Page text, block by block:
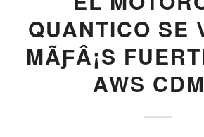
QUANTICO SE
MÃƑÂ¡S
AWS